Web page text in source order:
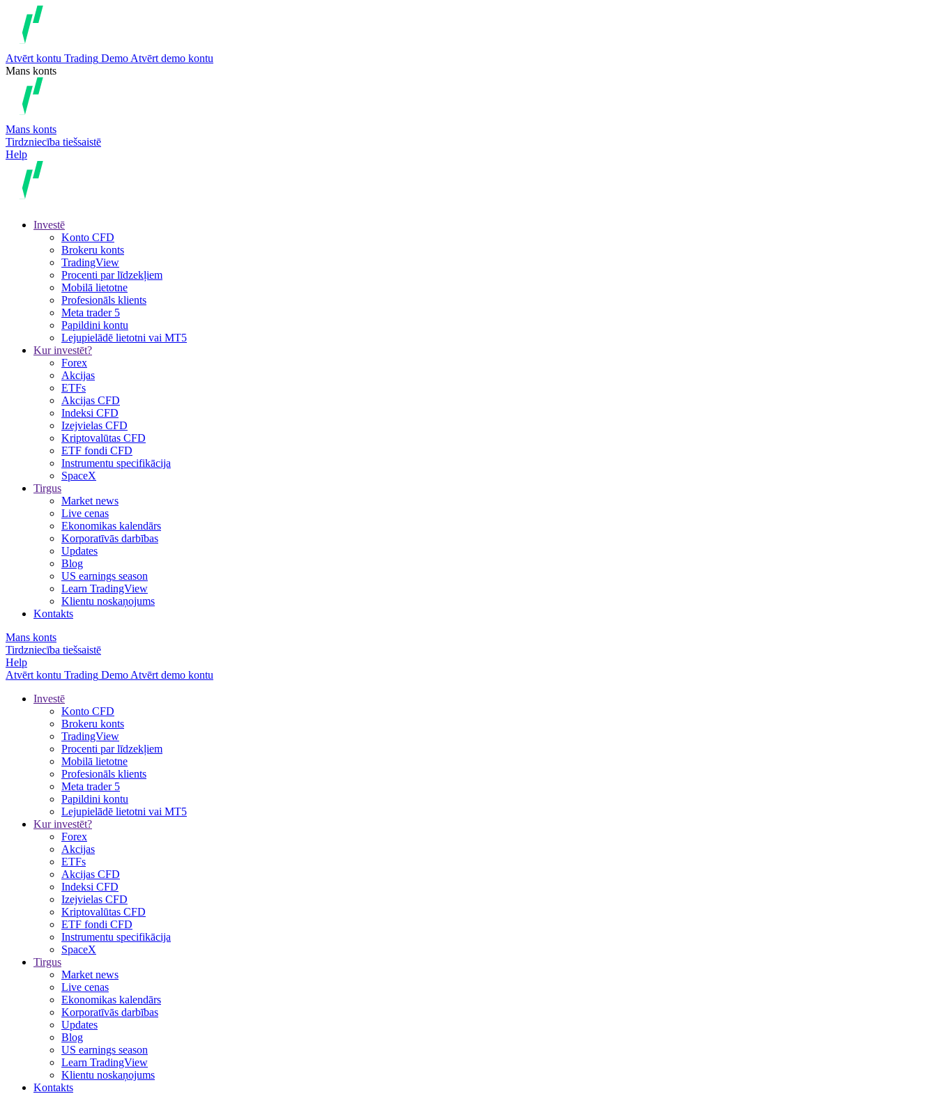
Atvērt kontu Trading Demo Atvērt demo kontu
Mans konts
Mans konts
Tirdzniecība tiešsaistē
Help
Investē
Konto CFD
Brokeru konts
TradingView
Procenti par līdzekļiem
Mobilā lietotne
Profesionāls klients
Meta trader 5
Papildini kontu
Lejupielādē lietotni vai MT5
Kur investēt?
Forex
Akcijas
ETFs
Akcijas CFD
Indeksi CFD
Izejvielas CFD
Kriptovalūtas CFD
ETF fondi CFD
Instrumentu specifikācija
SpaceX
Tirgus
Market news
Live cenas
Ekonomikas kalendārs
Korporatīvās darbības
Updates
Blog
US earnings season
Learn TradingView
Klientu noskaņojums
Kontakts
Mans konts
Tirdzniecība tiešsaistē
Help
Atvērt kontu Trading Demo Atvērt demo kontu
Investē
Konto CFD
Brokeru konts
TradingView
Procenti par līdzekļiem
Mobilā lietotne
Profesionāls klients
Meta trader 5
Papildini kontu
Lejupielādē lietotni vai MT5
Kur investēt?
Forex
Akcijas
ETFs
Akcijas CFD
Indeksi CFD
Izejvielas CFD
Kriptovalūtas CFD
ETF fondi CFD
Instrumentu specifikācija
SpaceX
Tirgus
Market news
Live cenas
Ekonomikas kalendārs
Korporatīvās darbības
Updates
Blog
US earnings season
Learn TradingView
Klientu noskaņojums
Kontakts